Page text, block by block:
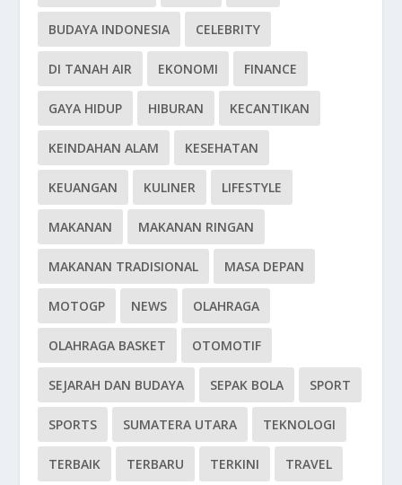
BUDAYA INDONESIA CELEBRITY
DI TANAH AIR EKONOMI FINANCE
GAYA HIDUP HIBURAN KECANTIKAN
KEINDAHAN ALAM KESEHATAN
KEUANGAN KULINER LIFESTYLE
MAKANAN MAKANAN RINGAN
MAKANAN TRADISIONAL MASA DEPAN
MOTOGP NEWS OLAHRAGA
OLAHRAGA BASKET OTOMOTIF
SEJARAH DAN BUDAYA SEPAK BOLA SPORT
SPORTS SUMATERA UTARA TEKNOLOGI
TERBAIK TERBARU TERKINI TRAVEL